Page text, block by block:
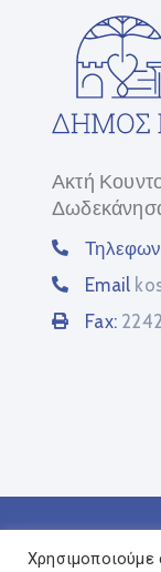
Ακτή
Email
Fax:
Χρησιμοποιούμε